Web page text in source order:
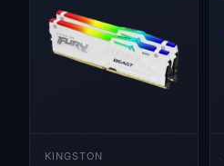
KINGSTON